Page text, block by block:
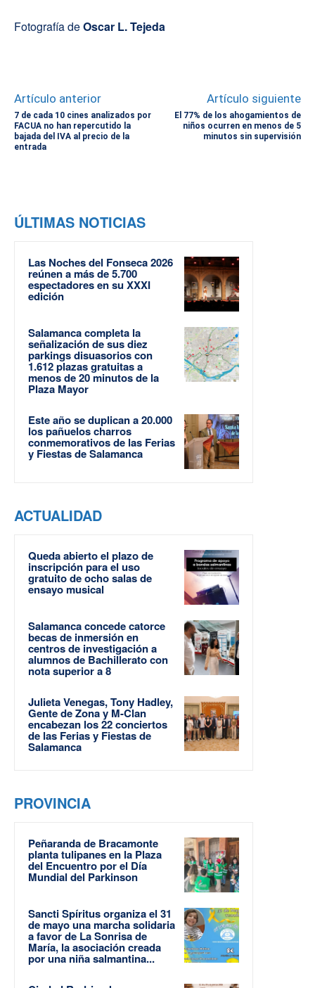
Fotografía deOscar L. Tejeda
Artículo anterior
7 de cada 10 cines analizados por
FACUA no han repercutido la
bajada del IVA al precio de la
entrada
Artículo siguiente
El 77% de los ahogamientos de
niños ocurren en menos de 5
minutos sin supervisión
ÚLTIMAS NOTICIAS
Las Noches del Fonseca 2026
reúnen a más de 5.700
espectadores en su XXXI
edición
Salamanca completa la
señalización de sus diez
parkings disuasorios con
1.612 plazas gratuitas a
menos de 20 minutos de la
Plaza Mayor
Este año se duplican a 20.000
los pañuelos charros
conmemorativos de las Ferias
y Fiestas de Salamanca
ACTUALIDAD
Queda abierto el plazo de
inscripción para el uso
gratuito de ocho salas de
ensayo musical
Salamanca concede catorce
becas de inmersión en
centros de investigación a
alumnos de Bachillerato con
nota superior a 8
Julieta Venegas, Tony Hadley,
Gente de Zona y M-Clan
encabezan los 22 conciertos
de las Ferias y Fiestas de
Salamanca
PROVINCIA
Peñaranda de Bracamonte
planta tulipanes en la Plaza
del Encuentro por el Día
Mundial del Parkinson
Sancti Spíritus organiza el 31
de mayo una marcha solidaria
a favor de La Sonrisa de
María, la asociación creada
por una niña salmantina...